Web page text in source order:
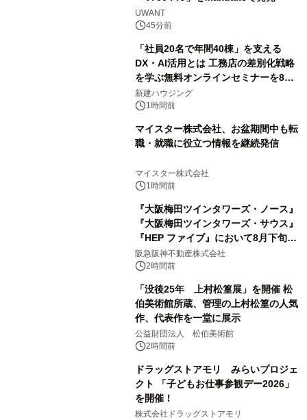
UWANT
45分前
「社員20名で年間40棟」を支える
DX・AI活用とは 工務店の差別化戦略
を学ぶ無料オンラインセミナーを8月
20日に開催
新建ハウジング
1時間前
マイスター株式会社、お盆期間中も転
職・就職に役立つ情報を継続発信
マイスター株式会社
1時間前
『大阪梅田ツインタワーズ・ノース』
『大阪梅田ツインタワーズ・サウス』
『HEP ファイブ』において8月下旬か
ら 「オフサイト型コーポレートPPA」
による 再生可能エネルギー電力の使用
阪急阪神不動産株式会社
2時間前
「没後25年 上村松篁展」を開催 松
伯美術館所蔵、管理の上村松篁の人気
作、代表作を一堂に展示
公益財団法人 松伯美術館
2時間前
ドラッグストアモリ みらいプロジェ
クト 「子どもお仕事参観デー2026」
を開催！
株式会社ドラッグストアモリ